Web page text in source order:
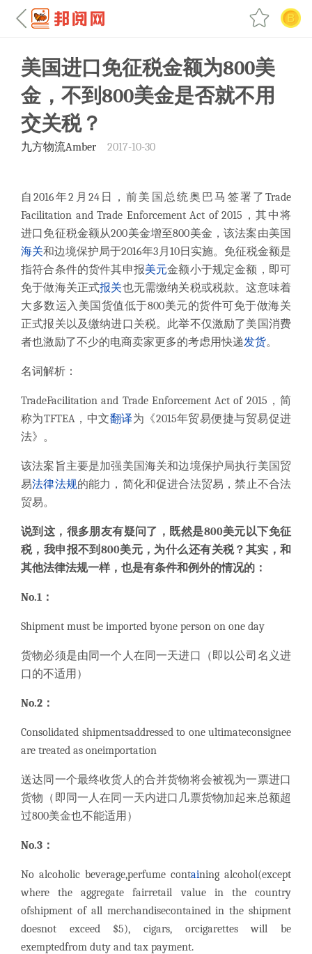
美国进口免征税金额为800美
金，不到800美金是否就不用
交关税？
九方物流Amber 2017-10-30
自2016年2月24日，前美国总统奥巴马签署了 Trade
Facilitation and Trade Enforcement Act of 2015 ，其中将
进口免征税金额从200美金增至800美金，该法案由美国
海关和边境保护局于2016年3月10日实施。免征税金额是
指符合条件的货件其申报美元金额小于规定金额，即可
免于做海关正式报关也无需缴纳关税或税款。这意味着
大多数运入美国货值低于800美元的货件可免于做海关
正式报关以及缴纳进口关税。此举不仅激励了美国消费
者也激励了不少的电商卖家更多的考虑用快递发货。
名词解析：
TradeFacilitation and Trade Enforcement Act of 2015，简
称为TFTEA，中文翻译为《2015年贸易便捷与贸易促进
法》。
该法案旨主要是加强美国海关和边境保护局执行美国贸
易法律法规的能力，简化和促进合法贸易，禁止不合法
贸易。
说到这，很多朋友有疑问了，既然是800美元以下免征
税，我申报不到800美元，为什么还有关税？其实，和
其他法律法规一样，也是有条件和例外的情况的：
No.1：
Shipment must be imported byone person on one day
货物必须是由同一个人在同一天进口（即以公司名义进
口的不适用）
No.2：
Consolidated shipmentsaddressed to one ultimateconsignee
are treated as oneimportation
送达同一个最终收货人的合并货物将会被视为一票进口
货物（即同一人在同一天内进口几票货物加起来总额超
过800美金也不能适用）
No.3：
No alcoholic beverage,perfume containing alcohol(except
where the aggregate fairretail value in the country
ofshipment of all merchandisecontained in the shipment
doesnot exceed $5), cigars, orcigarettes will be
exemptedfrom duty and tax payment.